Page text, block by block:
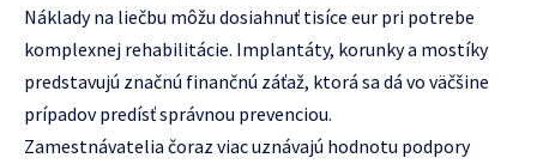
Náklady na liečbu môžu dosiahnuť tisíce eur pri potrebe
komplexnej rehabilitácie. Implantáty, korunky a mostíky
predstavujú značnú finančnú záťaž, ktorá sa dá vo väčšine
prípadov predísť správnou prevenciou.
Zamestnávatelia čoraz viac uznávajú hodnotu podpory